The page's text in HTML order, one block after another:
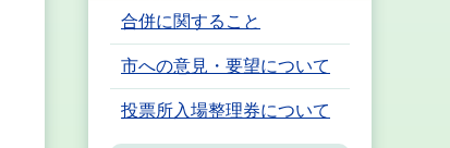
合併に関すること
市への意見・要望について
投票所入場整理券について